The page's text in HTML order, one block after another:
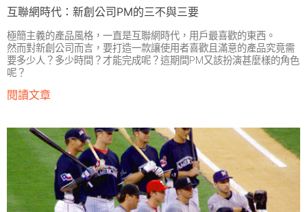
互聯網時代：新創公司PM的三不與三要
極簡主義的產品風格，一直是互聯網時代，用戶最喜歡的東西。
然而對新創公司而言，要打造一款讓使用者喜歡且滿意的產品究竟需
要多少人？多少時間？才能完成呢？這期間PM又該扮演甚麼樣的角色
呢？
閱讀文章